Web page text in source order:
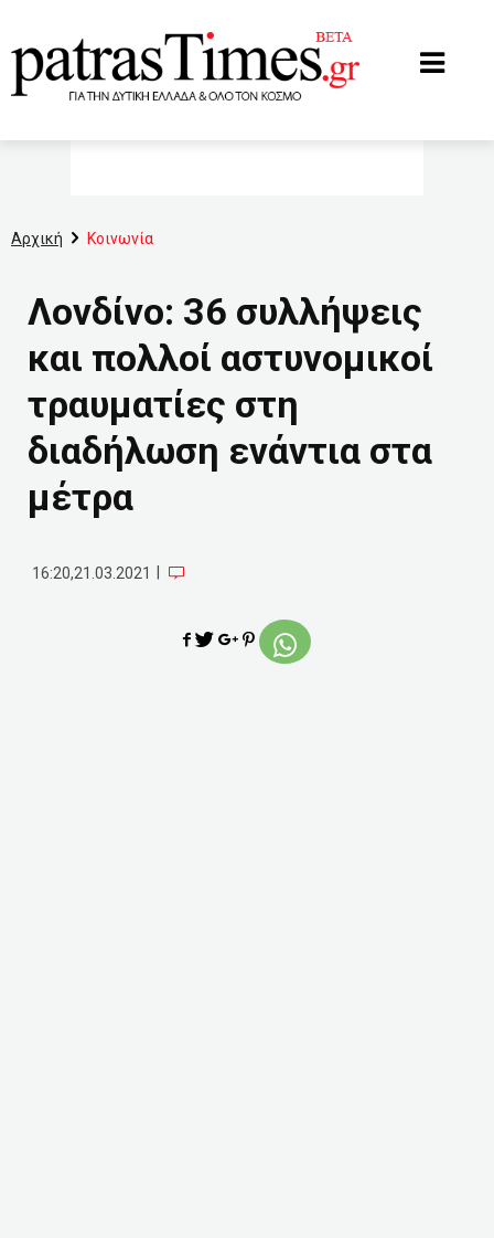
Αρχική Κοινωνία
Λονδίνο: 36 συλλήψεις
και πολλοί αστυνομικοί
τραυματίες στη
διαδήλωση ενάντια στα
μέτρα
16:20,21.03.2021